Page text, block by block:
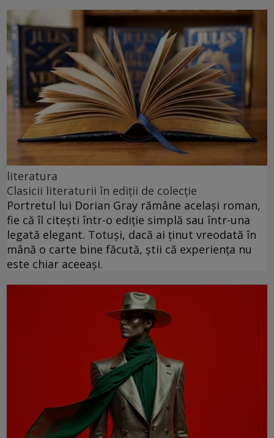
literatura
Clasicii literaturii în ediții de colecție
Portretul lui Dorian Gray rămâne același roman,
fie că îl citești într-o ediție simplă sau într-una
legată elegant. Totuși, dacă ai ținut vreodată în
mână o carte bine făcută, știi că experiența nu
este chiar aceeași.